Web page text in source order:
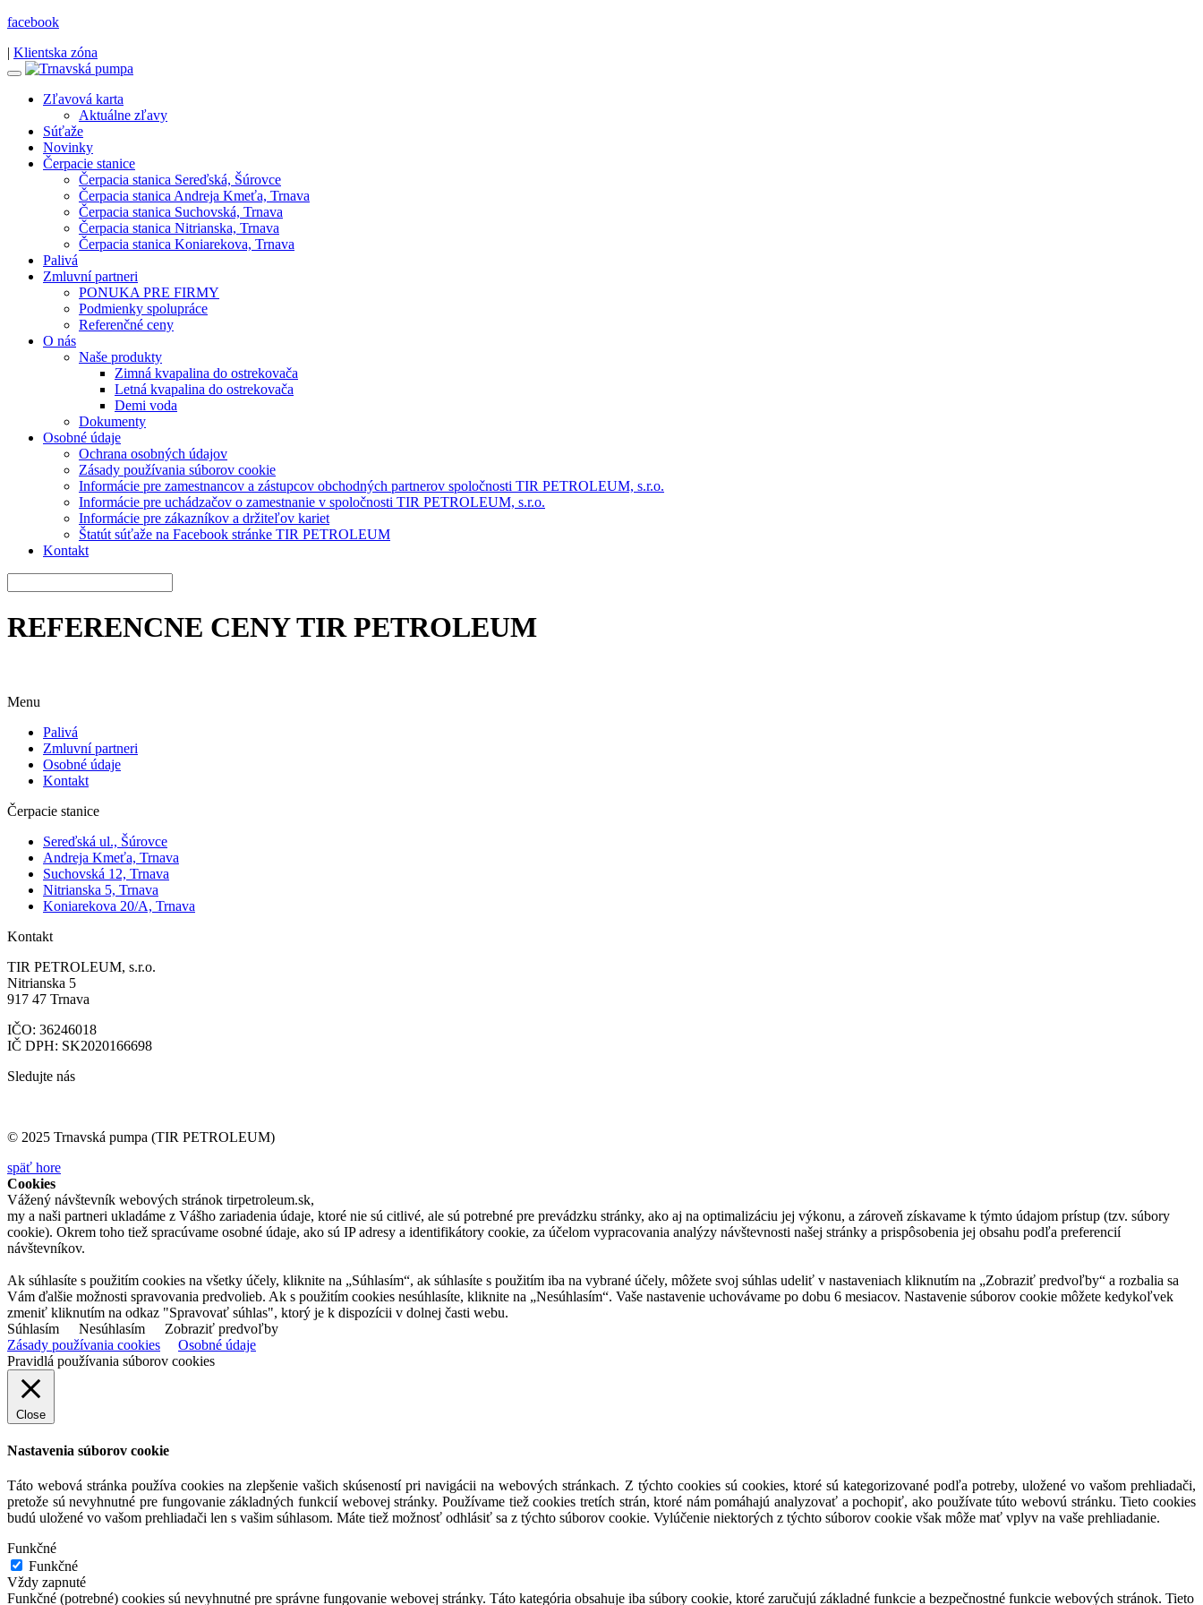
facebook
| Klientska zóna
Zľavová karta
Aktuálne zľavy
Súťaže
Novinky
Čerpacie stanice
Čerpacia stanica Sereďská, Šúrovce
Čerpacia stanica Andreja Kmeťa, Trnava
Čerpacia stanica Suchovská, Trnava
Čerpacia stanica Nitrianska, Trnava
Čerpacia stanica Koniarekova, Trnava
Palivá
Zmluvní partneri
PONUKA PRE FIRMY
Podmienky spolupráce
Referenčné ceny
O nás
Naše produkty
Zimná kvapalina do ostrekovača
Letná kvapalina do ostrekovača
Demi voda
Dokumenty
Osobné údaje
Ochrana osobných údajov
Zásady používania súborov cookie
Informácie pre zamestnancov a zástupcov obchodných partnerov spoločnosti TIR PETROLEUM, s.r.o.
Informácie pre uchádzačov o zamestnanie v spoločnosti TIR PETROLEUM, s.r.o.
Informácie pre zákazníkov a držiteľov kariet
Štatút súťaže na Facebook stránke TIR PETROLEUM
Kontakt
REFERENCNE CENY TIR PETROLEUM
Menu
Palivá
Zmluvní partneri
Osobné údaje
Kontakt
Čerpacie stanice
Sereďská ul., Šúrovce
Andreja Kmeťa, Trnava
Suchovská 12, Trnava
Nitrianska 5, Trnava
Koniarekova 20/A, Trnava
Kontakt
TIR PETROLEUM, s.r.o.
Nitrianska 5
917 47 Trnava
IČO: 36246018
IČ DPH: SK2020166698
Sledujte nás
© 2025 Trnavská pumpa (TIR PETROLEUM)
späť hore
Cookies
Vážený návštevník webových stránok tirpetroleum.sk,
my a naši partneri ukladáme z Vášho zariadenia údaje, ktoré nie sú citlivé, ale sú potrebné pre prevádzku stránky, ako aj na optimalizáciu jej výkonu, a zároveň získavame k týmto údajom prístup (tzv. súbory
cookie). Okrem toho tiež spracúvame osobné údaje, ako sú IP adresy a identifikátory cookie, za účelom vypracovania analýzy návštevnosti našej stránky a prispôsobenia jej obsahu podľa preferencií
návštevníkov.
Ak súhlasíte s použitím cookies na všetky účely, kliknite na „Súhlasím“, ak súhlasíte s použitím iba na vybrané účely, môžete svoj súhlas udeliť v nastaveniach kliknutím na „Zobraziť predvoľby“ a rozbalia sa
Vám ďalšie možnosti spravovania predvolieb. Ak s použitím cookies nesúhlasíte, kliknite na „Nesúhlasím“. Vaše nastavenie uchovávame po dobu 6 mesiacov. Nastavenie súborov cookie môžete kedykoľvek
zmeniť kliknutím na odkaz "Spravovať súhlas", ktorý je k dispozícii v dolnej časti webu.
Súhlasím
Nesúhlasím
Zobraziť predvoľby
Zásady používania cookies
Osobné údaje
Pravidlá používania súborov cookies
Close
Nastavenia súborov cookie
Táto webová stránka používa cookies na zlepšenie vašich skúseností pri navigácii na webových stránkach. Z týchto cookies sú cookies, ktoré sú kategorizované podľa potreby, uložené vo vašom prehliadači,
pretože sú nevyhnutné pre fungovanie základných funkcií webovej stránky. Používame tiež cookies tretích strán, ktoré nám pomáhajú analyzovať a pochopiť, ako používate túto webovú stránku. Tieto cookies
budú uložené vo vašom prehliadači len s vašim súhlasom. Máte tiež možnosť odhlásiť sa z týchto súborov cookie. Vylúčenie niektorých z týchto súborov cookie však môže mať vplyv na vaše prehliadanie.
Funkčné
Funkčné
Vždy zapnuté
Funkčné (potrebné) cookies sú nevyhnutné pre správne fungovanie webovej stránky. Táto kategória obsahuje iba súbory cookie, ktoré zaručujú základné funkcie a bezpečnostné funkcie webových stránok. Tieto